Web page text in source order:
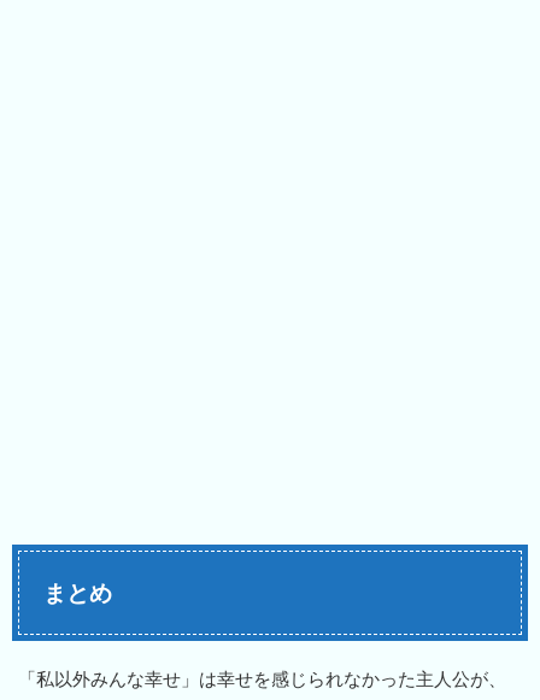
まとめ
「私以外みんな幸せ」は幸せを感じられなかった主人公が、